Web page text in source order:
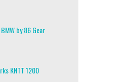
by 86 Gear
KNTT 1200